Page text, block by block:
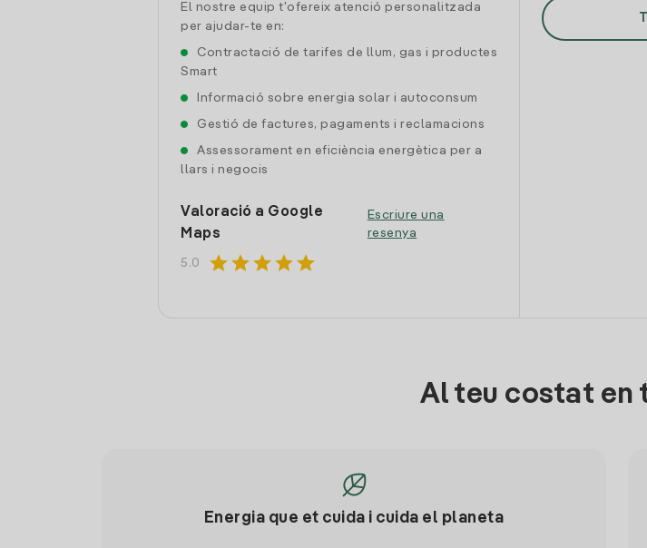
El nostre equip t'ofereix atenció personalitzada
per ajudar-te en:
Contractació de tarifes de llum, gas i productes
Smart
Informació sobre energia solar i autoconsum
Gestió de factures, pagaments i reclamacions
Assessorament en eficiència energètica per a
llars i negocis
Valoració a Google
Maps
5.0 starstarstarstarstar
Escriure una
resenya
Al teu costat en
Energia que et cuida i cuida el planeta